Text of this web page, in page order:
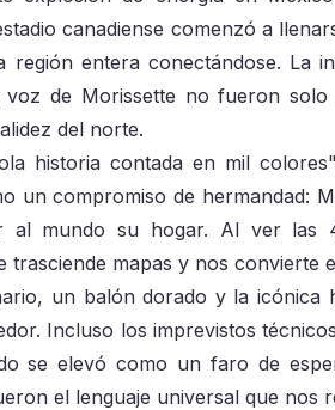
canadiense comenzó a
región entera conectándose.
de Morissette no fueron
del norte.
historia contada en mil
un compromiso de hermandad:
al mundo su hogar. Al ver las
trasciende mapas y nos convierte
un balón dorado y la
Incluso los imprevistos
se elevó como un faro de
el lenguaje universal que nos